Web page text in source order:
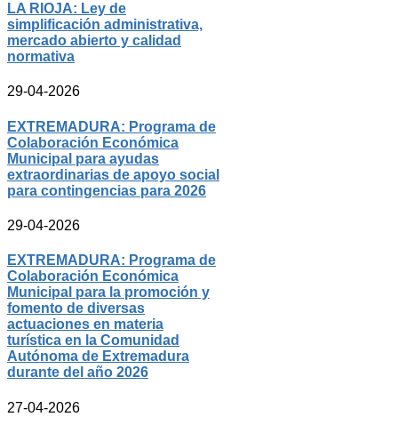
LA RIOJA: Ley de
simplificación administrativa,
mercado abierto y calidad
normativa
29-04-2026
EXTREMADURA: Programa de
Colaboración Económica
Municipal para ayudas
extraordinarias de apoyo social
para contingencias para 2026
29-04-2026
EXTREMADURA: Programa de
Colaboración Económica
Municipal para la promoción y
fomento de diversas
actuaciones en materia
turística en la Comunidad
Autónoma de Extremadura
durante del año 2026
27-04-2026